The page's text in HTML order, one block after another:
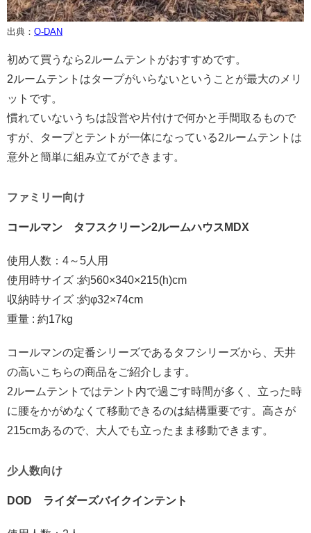
出典： O-DAN
初めて買うなら2ルームテントがおすすめです。
2ルームテントはタープがいらないということが最大のメリ
ットです。
慣れていないうちは設営や片付けで何かと手間取るもので
すが、タープとテントが一体になっている2ルームテントは
意外と簡単に組み立てができます。
ファミリー向け
コールマン タフスクリーン2ルームハウスMDX
使用人数：4～5人用
使用時サイズ :約560×340×215(h)cm
収納時サイズ :約φ32×74cm
重量 : 約17kg
コールマンの定番シリーズであるタフシリーズから、天井
の高いこちらの商品をご紹介します。
2ルームテントではテント内で過ごす時間が多く、立った時
に腰をかがめなくて移動できるのは結構重要です。高さが
215cmあるので、大人でも立ったまま移動できます。
少人数向け
DOD ライダーズバイクインテント